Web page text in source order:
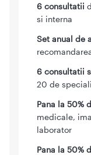
6 consultatii
si interna
Set anual de
6 consultatii
20 de
Pana la 50%
medicale,
laborator
Pana la 50%